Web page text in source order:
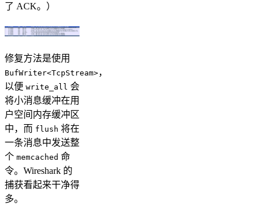
了 ACK。）
修复方法是使用
BufWriter<TcpStream>，
以便 write_all 会
将小消息缓冲在用
户空间内存缓冲区
中，而 flush 将在
一条消息中发送整
个 memcached 命
令。Wireshark 的
捕获看起来干净得
多。